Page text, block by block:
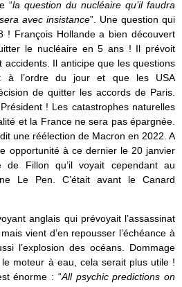
“la question du nucléaire qu’il faudra
avec insistance”. Une question qui
! François Hollande a bien découvert
le nucléaire en 5 ans ! Il prévoit
accidents. Il anticipe que les questions
à l’ordre du jour et que les USA
de quitter les accords de Paris.
! Les catastrophes naturelles
et la France ne sera pas épargnée.
une réélection de Macron en 2022. A
opportunité à ce dernier le 20 janvier
de Fillon qu’il voyait cependant au
Le Pen. C’était avant le Canard
anglais qui prévoyait l’assassinat
vient d’en repousser l’échéance à
l’explosion des océans. Dommage
le moteur à eau, cela serait plus utile !
énorme : “All psychic predictions on